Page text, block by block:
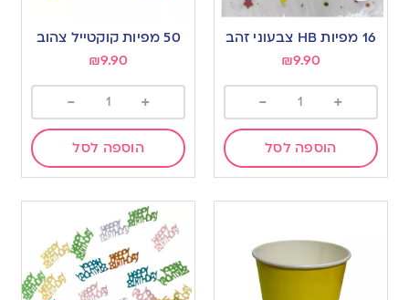
Add
to
16 מפיות HB צבעוני זהב
₪9.90
+
-
הוספה לסל
to
50 מפיות קוקטייל צהוב
₪9.90
+
-
הוספה לסל